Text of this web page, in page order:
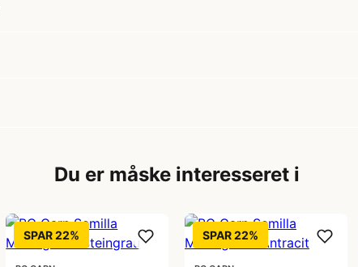
Du er måske interesseret i
SPAR 22% SPAR 22%